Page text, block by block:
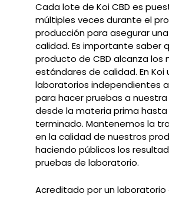
Cada lote de Koi CBD es
múltiples veces durante el
producción para asegurar
calidad. Es importante saber
producto de CBD alcanza los
estándares de calidad. En Koi
laboratorios independientes
para hacer pruebas a
desde la materia prima
terminado. Mantenemos la
en la calidad de nuestros
haciendo públicos los
pruebas de laboratorio.
Acreditado por un laboratorio